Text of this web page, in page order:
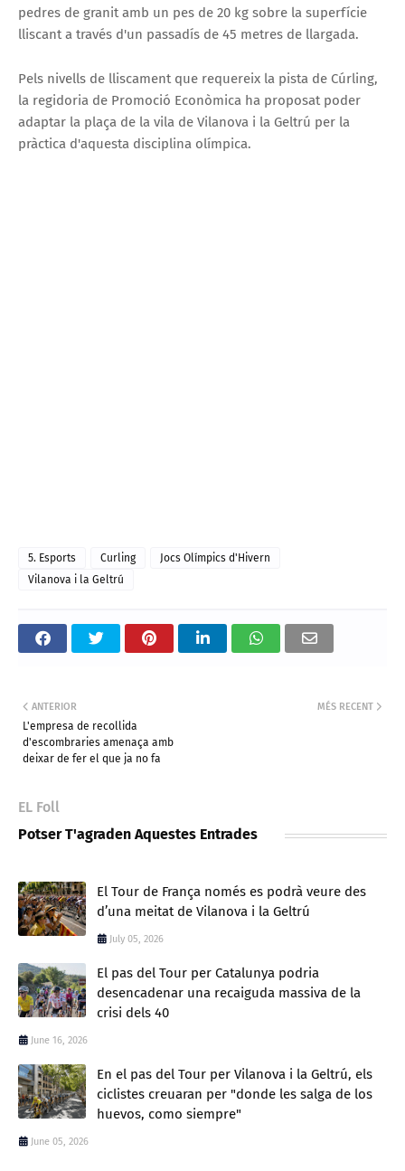
pedres de granit amb un pes de 20 kg sobre la superfície
lliscant a través d'un passadís de 45 metres de llargada.
Pels nivells de lliscament que requereix la pista de Cúrling,
la regidoria de Promoció Econòmica ha proposat poder
adaptar la plaça de la vila de Vilanova i la Geltrú per la
pràctica d'aquesta disciplina olímpica.
5. Esports Curling
Jocs Olímpics d'Hivern
Vilanova i la Geltrú
MÉS RECENT
ANTERIOR
L'empresa de recollida
d'escombraries amenaça amb
deixar de fer el que ja no fa
EL Foll
Potser T'agraden Aquestes Entrades
El Tour de França només es podrà veure des
d’una meitat de Vilanova i la Geltrú
July 05, 2026
El pas del Tour per Catalunya podria
desencadenar una recaiguda massiva de la
crisi dels 40
June 16, 2026
En el pas del Tour per Vilanova i la Geltrú, els
ciclistes creuaran per "donde les salga de los
huevos, como siempre"
June 05, 2026